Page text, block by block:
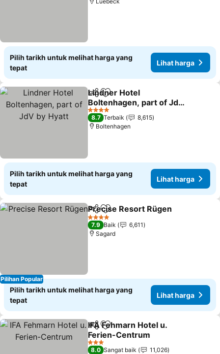
Pilih tarikh untuk melihat harga yang
tepat
Lihat harga
KongsiTambah ke favorit
Lindner Hotel
Boltenhagen, part of JdV
by Hyatt
4 Bintang
8.7 Terbaik
8,615
Boltenhagen
Pilih tarikh untuk melihat harga yang
tepat
Lihat harga
Pilihan Popular
KongsiTambah ke favorit
Precise Resort Rügen
4 Bintang
7.9 Baik
6,611
Sagard
Pilih tarikh untuk melihat harga yang
tepat
Lihat harga
KongsiTambah ke favorit
IFA Fehmarn Hotel u.
Ferien-Centrum
3 Bintang
8.0 Sangat baik
11,026